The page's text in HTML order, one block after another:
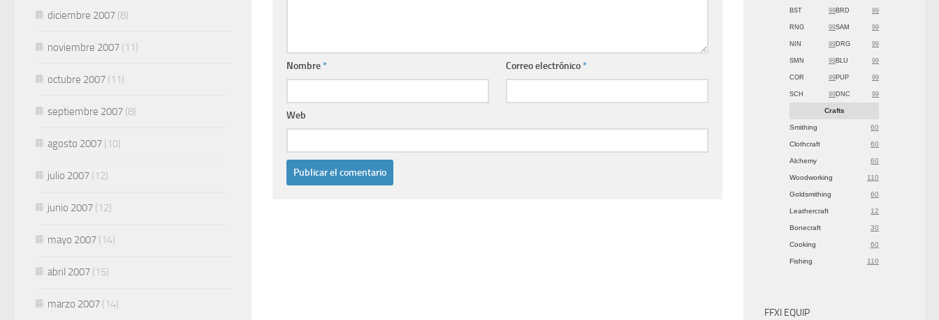
Nombre* Correo electrónico*
Web
diciembre 2007 (8)
noviembre 2007 (11)
octubre 2007 (11)
septiembre 2007 (8)
agosto 2007 (10)
julio 2007 (12)
junio 2007 (12)
mayo 2007 (14)
abril 2007 (15)
marzo 2007 (14)
BST 99BRD 99
RNG 99SAM 99
NIN 99DRG 99
SMN 99BLU 99
COR 99PUP 99
SCH 99DNC 99
Crafts
Smithing 60
Clothcraft 60
Alchemy 60
Woodworking 110
Goldsmithing 60
Leathercraft 12
Bonecraft 30
Cooking 60
Fishing 110
FFXI EQUIP